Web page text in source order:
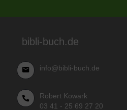
bibli-buch.de
info@bibli-buch.de
Robert Kowark
03 41 - 25 69 27 20